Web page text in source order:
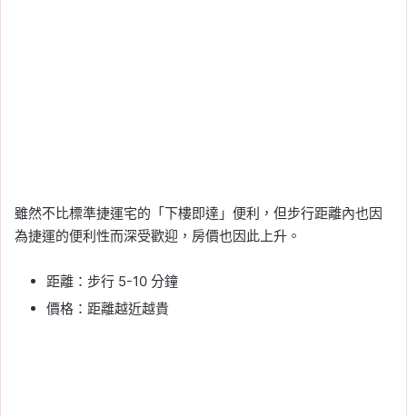
雖然不比標準捷運宅的「下樓即達」便利，但步行距離內也因
為捷運的便利性而深受歡迎，房價也因此上升。
距離：步行 5-10 分鐘
價格：距離越近越貴